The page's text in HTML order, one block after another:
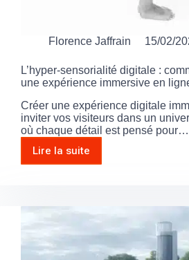
Florence Jaffrain 15/02/
L’hyper-sensorialité digitale :
une expérience immersive en
Créer une expérience digitale
inviter vos visiteurs dans un
où chaque détail est pensé pour…
Lire la suite